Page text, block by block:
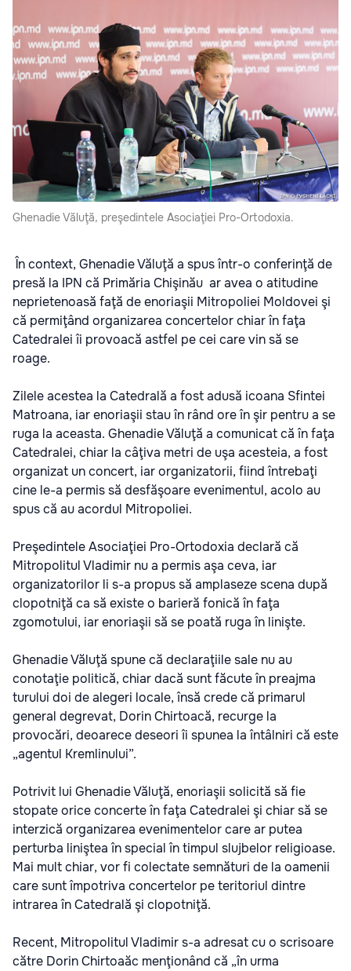
Ghenadie Văluţă, preşedintele Asociaţiei Pro-Ortodoxia.
În context, Ghenadie Văluţă a spus într-o conferinţă de
presă la IPN că Primăria Chişinău ar avea o atitudine
neprietenoasă faţă de enoriaşii Mitropoliei Moldovei şi
că permiţând organizarea concertelor chiar în faţa
Catedralei îi provoacă astfel pe cei care vin să se
roage.
Zilele acestea la Catedrală a fost adusă icoana Sfintei
Matroana, iar enoriaşii stau în rând ore în şir pentru a se
ruga la aceasta. Ghenadie Văluţă a comunicat că în faţa
Catedralei, chiar la câţiva metri de uşa acesteia, a fost
organizat un concert, iar organizatorii, fiind întrebaţi
cine le-a permis să desfăşoare evenimentul, acolo au
spus că au acordul Mitropoliei.
Preşedintele Asociaţiei Pro-Ortodoxia declară că
Mitropolitul Vladimir nu a permis aşa ceva, iar
organizatorilor li s-a propus să amplaseze scena după
clopotniţă ca să existe o barieră fonică în faţa
zgomotului, iar enoriaşii să se poată ruga în linişte.
Ghenadie Văluţă spune că declaraţiile sale nu au
conotaţie politică, chiar dacă sunt făcute în preajma
turului doi de alegeri locale, însă crede că primarul
general degrevat, Dorin Chirtoacă, recurge la
provocări, deoarece deseori îi spunea la întâlniri că este
„agentul Kremlinului”.
Potrivit lui Ghenadie Văluţă, enoriaşii solicită să fie
stopate orice concerte în faţa Catedralei şi chiar să se
interzică organizarea evenimentelor care ar putea
perturba liniştea în special în timpul slujbelor religioase.
Mai mult chiar, vor fi colectate semnături de la oamenii
care sunt împotriva concertelor pe teritoriul dintre
intrarea în Catedrală şi clopotniţă.
Recent, Mitropolitul Vladimir s-a adresat cu o scrisoare
către Dorin Chirtoaăc menţionând că „în urma